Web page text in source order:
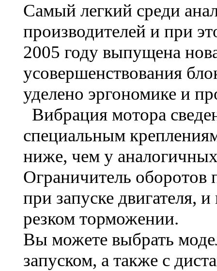
Самый легкий среди
производителей и при
2005 году выпущена
усовершенствования
уделено эргономике и
Вибрация мотора
специальным
ниже, чем у
Ограничитель оборотов
при запуске двигателя,
резком торможении.
Вы можете выбрать
запуском, а также с